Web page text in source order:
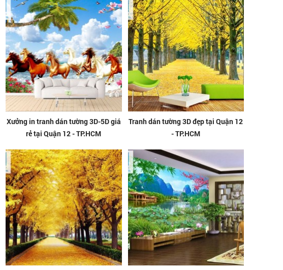
Xưởng in tranh dán tường 3D-5D giá
rẻ tại Quận 12 - TP.HCM
Tranh dán tường 3D đẹp tại Quận 12
- TP.HCM